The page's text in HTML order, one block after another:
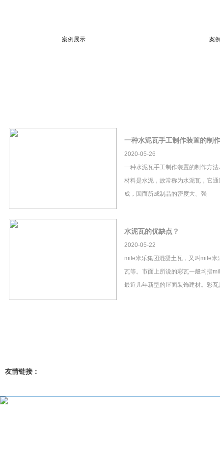
案例展示 案
一种水泥瓦手工制作装置的制
2020-05-26
一种水泥瓦手工制作装置的制作方
材料是水泥，故常称为水泥瓦，它
成，因而所成制品的密度大、强
水泥瓦的优缺点？
2020-05-22
mile米乐集团混凝土瓦，又叫mile米
瓦等。市面上所说的彩瓦一般均指
最近几年新型的屋面装饰建材。彩
友情链接：